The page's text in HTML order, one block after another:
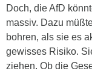
Doch, die AfD
massiv. Dazu
bohren, als sie es
gewisses Risiko.
ziehen. Ob die